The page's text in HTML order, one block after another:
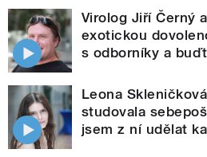
Virolog Jiří Černý
exotickou
s odborníky a
Leona
studovala
jsem z ní udělat